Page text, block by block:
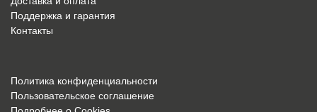
Поддержка и гарантия
Контакты
Политика конфиденциальности
Пользовательское соглашение